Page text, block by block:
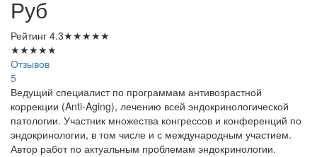
Руб
Рейтинг 4.3★★★★★
★★★★★
Отзывов
5
Ведущий специалист по программам антивозрастной
коррекции (Anti-Aging), лечению всей эндокринологической
патологии. Участник множества конгрессов и конференций по
эндокринологии, в том числе и с международным участием.
Автор работ по актуальным проблемам эндокринологии.